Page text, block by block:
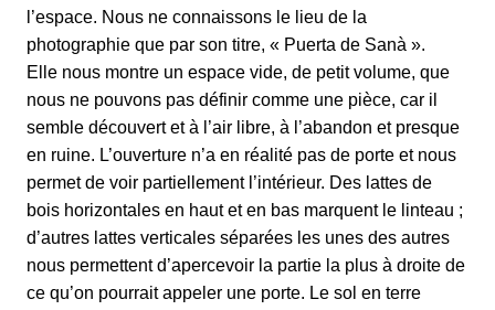
l’espace. Nous ne connaissons le lieu de la
photographie que par son titre, « Puerta de Sanà ».
Elle nous montre un espace vide, de petit volume, que
nous ne pouvons pas définir comme une pièce, car il
semble découvert et à l’air libre, à l’abandon et presque
en ruine. L’ouverture n’a en réalité pas de porte et nous
permet de voir partiellement l’intérieur. Des lattes de
bois horizontales en haut et en bas marquent le linteau ;
d’autres lattes verticales séparées les unes des autres
nous permettent d’apercevoir la partie la plus à droite de
ce qu’on pourrait appeler une porte. Le sol en terre